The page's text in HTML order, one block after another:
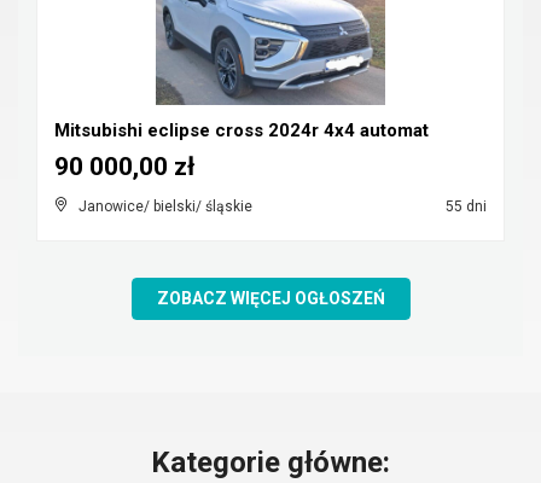
Mitsubishi eclipse cross 2024r 4x4 automat
Janowice/ bielski/ śląskie 55 dni
90 000,00 zł
ZOBACZ WIĘCEJ OGŁOSZEŃ
Kategorie główne: